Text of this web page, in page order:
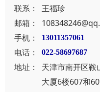
联系：
王福珍
邮箱：
手机：
13011357061
电话： 022-58697687
地址：
天津市南开区鞍
大厦6楼607和